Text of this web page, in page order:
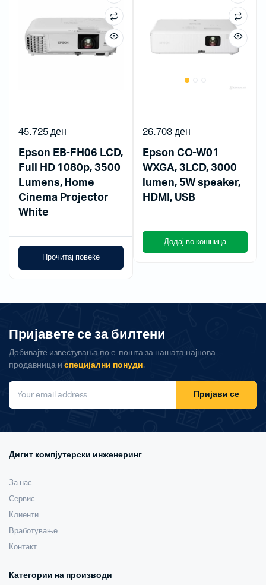
Epson EB-FH06 LCD,
Full HD 1080p, 3500
Lumens, Home
Cinema Projector
White
45.725ден
Прочитај повеќе
Epson CO-W01
WXGA, 3LCD, 3000
lumen, 5W speaker,
HDMI, USB
26.703ден
Додај во кошница
Пријавете се за билтени
Добивајте известувања по е-пошта за нашата најнова
продавница и специјални понуди.
Пријави се
Дигит компјутерски инженеринг
За нас
Сервис
Клиенти
Вработување
Контакт
Категории на производи